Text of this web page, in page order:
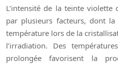
L’intensité de la teinte violette
par plusieurs facteurs, dont
température lors de la
l’irradiation. Des
prolongée favorisent la